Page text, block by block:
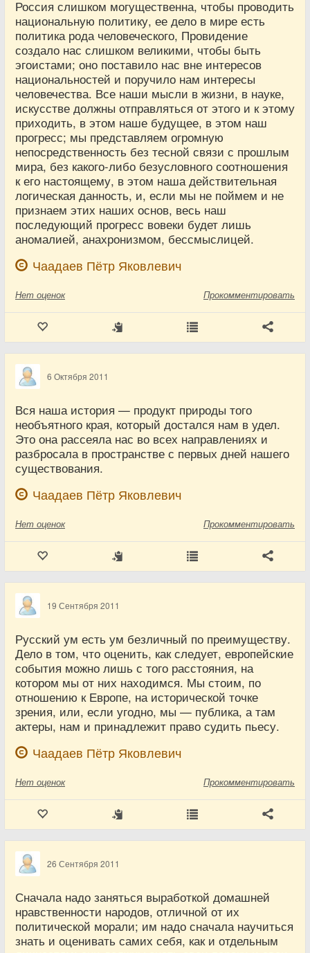
Россия слишком могущественна, чтобы проводить
национальную политику, ее дело в мире есть
политика рода человеческого, Провидение
создало нас слишком великими, чтобы быть
эгоистами; оно поставило нас вне интересов
национальностей и поручило нам интересы
человечества. Все наши мысли в жизни, в науке,
искусстве должны отправляться от этого и к этому
приходить, в этом наше будущее, в этом наш
прогресс; мы представляем огромную
непосредственность без тесной связи с прошлым
мира, без какого-либо безусловного соотношения
к его настоящему, в этом наша действительная
логическая данность, и, если мы не поймем и не
признаем этих наших основ, весь наш
последующий прогресс вовеки будет лишь
аномалией, анахронизмом, бессмыслицей.
Чаадаев Пётр Яковлевич
Нет оценок Прокомментировать
6 Октября 2011
Вся наша история — продукт природы того
необъятного края, который достался нам в удел.
Это она рассеяла нас во всех направлениях и
разбросала в пространстве с первых дней нашего
существования.
Чаадаев Пётр Яковлевич
Нет оценок Прокомментировать
19 Сентября 2011
Русский ум есть ум безличный по преимуществу.
Дело в том, что оценить, как следует, европейские
события можно лишь с того расстояния, на
котором мы от них находимся. Мы стоим, по
отношению к Европе, на исторической точке
зрения, или, если угодно, мы — публика, а там
актеры, нам и принадлежит право судить пьесу.
Чаадаев Пётр Яковлевич
Нет оценок Прокомментировать
26 Сентября 2011
Сначала надо заняться выработкой домашней
нравственности народов, отличной от их
политической морали; им надо сначала научиться
знать и оценивать самих себя, как и отдельным